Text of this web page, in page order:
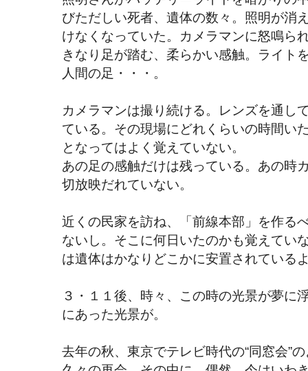
びただしい死者、遺体の数々。照明が消
けなくなっていた。カメラマンに怒鳴ら
きなり足が踏む、柔らかい感触。ライト
人間の足・・・。
カメラマンは撮り続ける。レンズを通し
ている。その現場にどれくらいの時間い
となってはよく覚えていない。
あの足の感触だけは残っている。あの時
切放映だれていない。
近くの民家を訪ね、「前線本部」を作る
ないし。そこに何日いたのかも覚えてい
は遺体はかなりどこかに安置されている
３・１１後、時々、この時の光景が夢に
にあった光景が。
去年の秋、東京でテレビ時代の“同窓会”